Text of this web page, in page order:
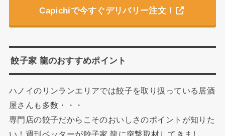
Capichiで今すぐデリバリー注文！
餃子家 龍のおすすめポイント
ハノイのリンランエリアでは餃子を取り扱っている居酒
屋さんも多数・・・
専門店の餃子だからこそのおいしさのポイントが知りた
い！週刊ベッターが餃子家 龍に突撃取材してきまし